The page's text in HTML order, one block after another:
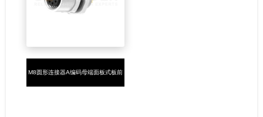
M8圆形连接器A编码母端面板式板前